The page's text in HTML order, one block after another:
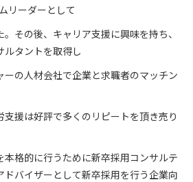
リーダーとして
その後、キャリア支援に興味を持ち、
ルタントを取得し
ーの人材会社で企業と求職者のマッチン
援は好評で多くのリピートを頂き売り
本格的に行うために新卒採用コンサルテ
ドバイザーとして新卒採用を行う企業向